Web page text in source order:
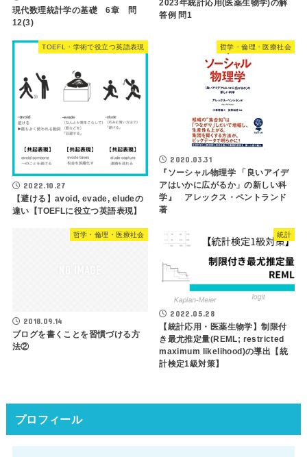
現代数理統計学の基礎 6章 問
12(3)
2023年統計応用(医薬生物学)の解
答例 問1
TOEFL・学術で役立つ英語表現
2022.10.27
【避ける】avoid, evade, eludeの
違い【TOEFLに役立つ英語表現】
哲学・倫理・医療社会
2020.03.31
『ソーシャル物理学 「良いアイデ
アはいかに広がるか」の新しい科
学』 アレックス・ペントランド
著
哲学・倫理・医療社会
2018.09.14
ブログを書くことを習慣づける方
法②
統計
2022.05.28
【統計応用・医薬生物学】制限付
き最尤推定量(REML; restricted
maximum likelihood)の導出【統
計検定1級対策】
プロフィール